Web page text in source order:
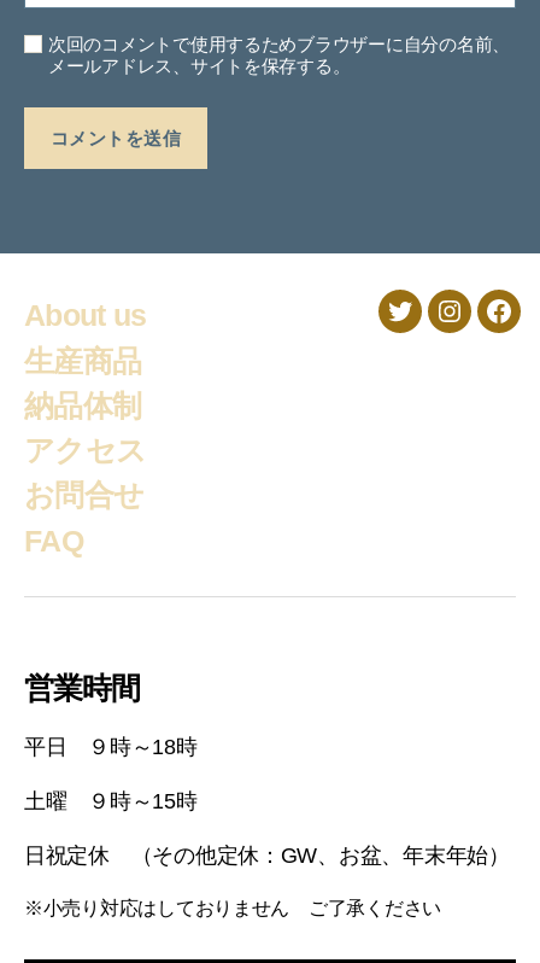
次回のコメントで使用するためブラウザーに自分の名前、
メールアドレス、サイトを保存する。
About us
生産商品
納品体制
アクセス
お問合せ
FAQ
Twitter
営業時間
平日 ９時～18時
土曜 ９時～15時
日祝定休 （その他定休：GW、お盆、年末年始）
※小売り対応はしておりません ご了承ください